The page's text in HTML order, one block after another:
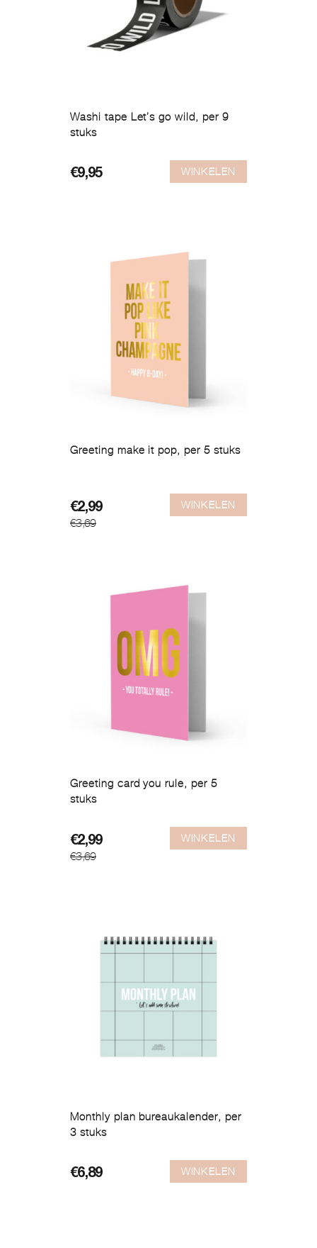
Washi tape Let’s go wild, per 9
stuks
€9,95 WINKELEN
Greeting make it pop, per 5 stuks
€3,69
Oorspronkelijke
prijs
€2,99
Huidige
prijs
WINKELEN
Greeting card you rule, per 5
stuks
€3,69
Oorspronkelijke
prijs
€2,99
Huidige
prijs
WINKELEN
Monthly plan bureaukalender, per
3 stuks
€6,89 WINKELEN